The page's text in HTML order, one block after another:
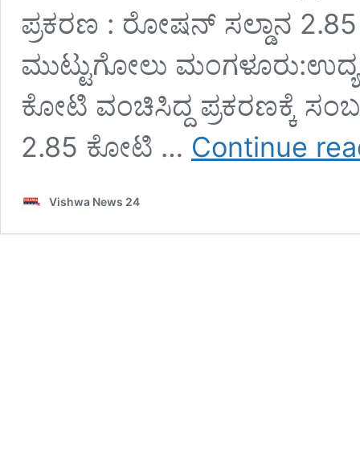
ಪ್ರಕರಣ : ರೋಷನ್ ಸಲ್ಡಾನ
ಮುಟ್ಟುಗೋಲು
ಕೋಟಿ ವಂಚಿಸಿದ್ದ ಪ್ರಕರಣಕ್ಕೆ
2.85 ಕೋಟಿ … Continue
Vishwa News 24